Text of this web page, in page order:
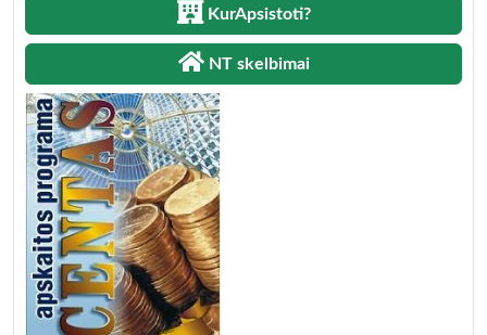
KurApsistoti?
NT skelbimai